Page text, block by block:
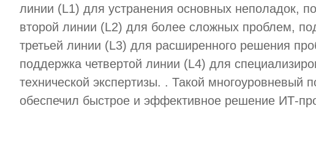
линии (L1) для устранения основных неполадок,
второй линии (L2) для более сложных проблем,
третьей линии (L3) для расширенного решения
поддержка четвертой линии (L4) для
технической экспертизы. . Такой многоуровневый
обеспечил быстрое и эффективное решение ИТ-